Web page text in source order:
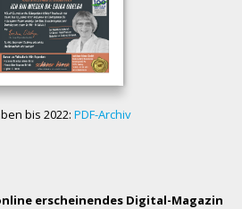
bis 2022: PDF-Archiv
erscheinendes Digital-Magazin